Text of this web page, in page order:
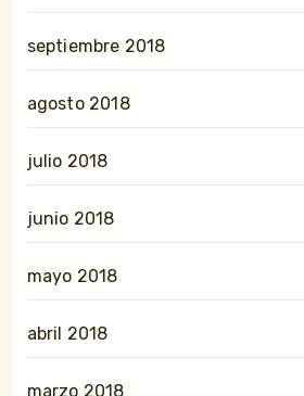
septiembre 2018
agosto 2018
julio 2018
junio 2018
mayo 2018
abril 2018
marzo 2018